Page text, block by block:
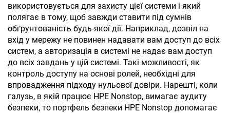
використовується для захисту цієї системи і який
полягає в тому, щоб завжди ставити під сумнів
обґрунтованість будь-якої дії. Наприклад, дозвіл на
вхід у мережу не повинен надавати вам доступ до всіх
систем, а авторизація в системі не надає вам доступ
до всіх завдань у цій системі. Такі можливості, як
контроль доступу на основі ролей, необхідні для
впровадження підходу нульової довіри. Нарешті, коли
галузь, в якій працює HPE Nonstop, вимагає аудиту
безпеки, то портфель безпеки HPE Nonstop допомагає